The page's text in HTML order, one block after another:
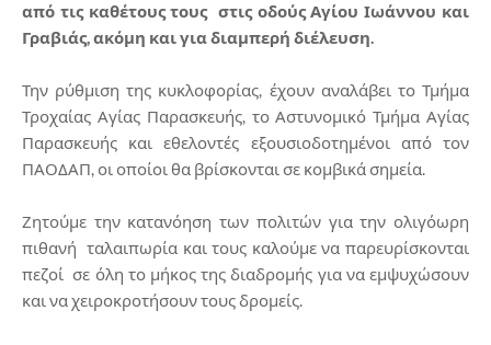
από τις καθέτους τους στις οδούς Αγίου Ιωάννου και
Γραβιάς, ακόμη και για διαμπερή διέλευση.
Την ρύθμιση της κυκλοφορίας, έχουν αναλάβει το Τμήμα
Τροχαίας Αγίας Παρασκευής, το Αστυνομικό Τμήμα Αγίας
Παρασκευής και εθελοντές εξουσιοδοτημένοι από τον
ΠΑΟΔΑΠ, οι οποίοι θα βρίσκονται σε κομβικά σημεία.
Ζητούμε την κατανόηση των πολιτών για την ολιγόωρη
πιθανή ταλαιπωρία και τους καλούμε να παρευρίσκονται
πεζοί σε όλη το μήκος της διαδρομής για να εμψυχώσουν
και να χειροκροτήσουν τους δρομείς.